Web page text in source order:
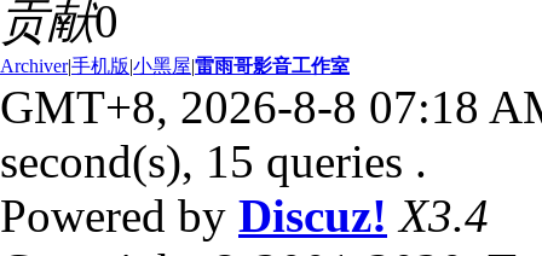
贡献0
Archiver|手机版|小黑屋|雷雨哥影音工作室
GMT+8, 2026-8-8 07:18
second(s), 15 queries .
Powered by Discuz! X3.4